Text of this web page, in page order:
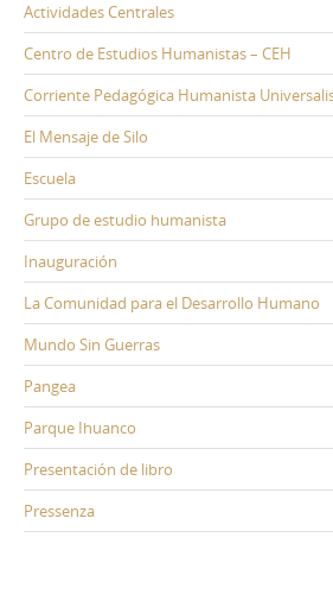
Actividades Centrales
Centro de Estudios Humanistas – CEH
Corriente Pedagógica Humanista
El Mensaje de Silo
Escuela
Grupo de estudio humanista
Inauguración
La Comunidad para el Desarrollo Humano
Mundo Sin Guerras
Pangea
Parque Ihuanco
Presentación de libro
Pressenza